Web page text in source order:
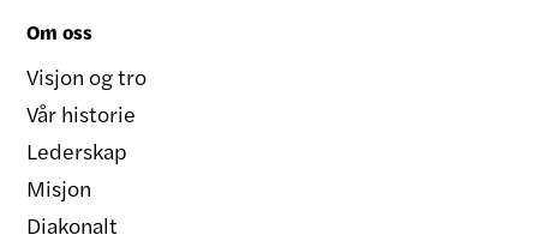
Om oss
Visjon og tro
Vår historie
Lederskap
Misjon
Diakonalt